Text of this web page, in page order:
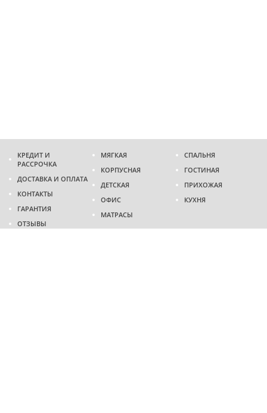
КРЕДИТ И
РАССРОЧКА
ДОСТАВКА И ОПЛАТА
КОНТАКТЫ
ГАРАНТИЯ
ОТЗЫВЫ
МЯГКАЯ
КОРПУСНАЯ
ДЕТСКАЯ
ОФИС
МАТРАСЫ
СПАЛЬНЯ
ГОСТИНАЯ
ПРИХОЖАЯ
КУХНЯ